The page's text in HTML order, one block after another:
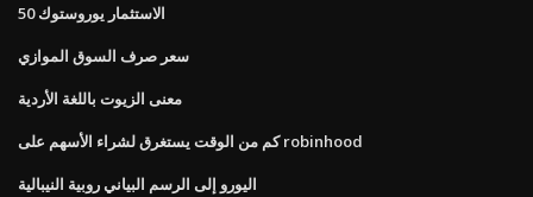
الاستثمار يوروستوك 50
سعر صرف السوق الموازي
معنى الزيوت باللغة الأردية
كم من الوقت يستغرق لشراء الأسهم على robinhood
اليورو إلى الرسم البياني روبية النيبالية